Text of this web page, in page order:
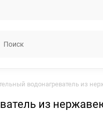
водонагреватель из
из